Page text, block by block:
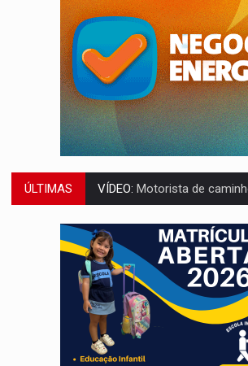
ÚLTIMAS LAZER:Seis lugares gratuitos para
VÍDEO:FTICCO e Força Tática prendem
INCLUSÃO: Prefeitura fortalece
DEFESA:Exército testa inovações no
TEMAS SOCIOAMBIENTAIS:
PREVISÃO: Interior de Rondônia